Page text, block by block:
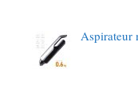
Aspirateur